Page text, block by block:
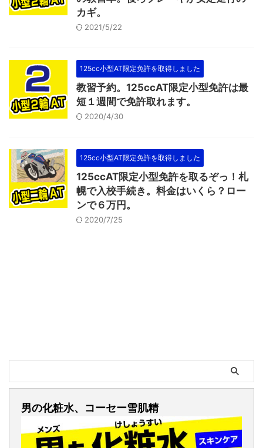
カギ。
2021/5/22
125cc小型AT限定免許を取得しました
教習予約。125ccAT限定小型免許は最
短１週間で免許取れます。
2020/4/30
125cc小型AT限定免許を取得しました
125ccAT限定小型免許を取るぞっ！札
幌で入校手続き。料金はいくら？ロー
ンで６万円。
2020/7/25
男の化粧水、コーセー雪肌精